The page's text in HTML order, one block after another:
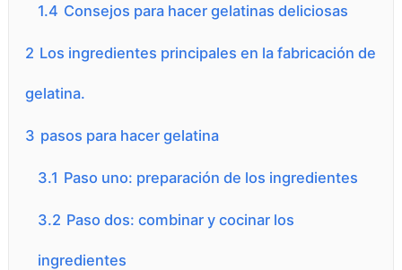
1.4 Consejos para hacer gelatinas deliciosas
2 Los ingredientes principales en la fabricación de
gelatina.
3 pasos para hacer gelatina
3.1 Paso uno: preparación de los ingredientes
3.2 Paso dos: combinar y cocinar los
ingredientes